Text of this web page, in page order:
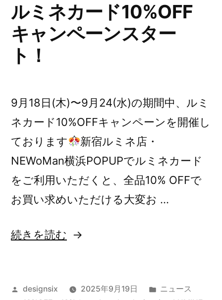
ー
ン
開
催”
ルミネカード10%OFF
キャンペーンスター
ト！
9月18日(木)〜9月24(水)の期間中、ルミ
ネカード10%OFFキャンペーンを開催し
ております
新宿ルミネ店・
NEWoMan横浜POPUPでルミネカード
をご利用いただくと、全品10% OFFで
お買い求めいただける大変お …
“ル
カ
続きを読む
投
designsix 2025年9月19日
カ
ニュース